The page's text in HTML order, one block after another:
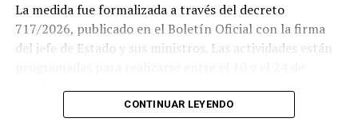
Si se concreta, la visita del Sumo Pontífice sería un
fútbol argentino.
La medida fue formalizada a través del decreto
717/2026, publicado en el Boletín Oficial con la firma
del jefe de Estado y sus ministros. Las actividades están
CONTINUAR LEYENDO